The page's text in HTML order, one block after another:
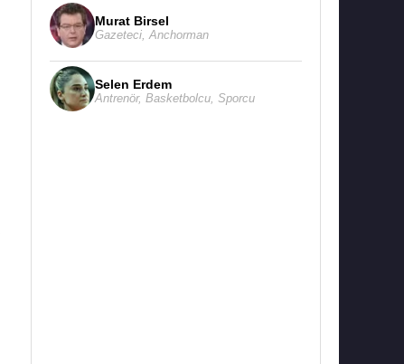
Murat Birsel
Gazeteci, Anchorman
Selen Erdem
Antrenör, Basketbolcu, Sporcu